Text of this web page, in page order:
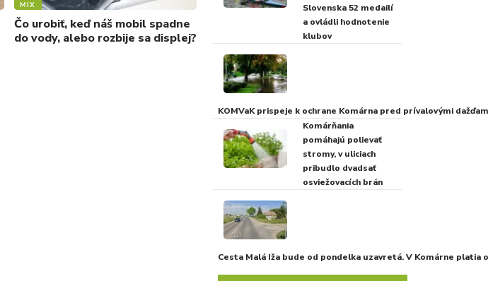
MIX
Čo urobiť, keď náš mobil spadne
do vody, alebo rozbije sa displej?
Slovenska 52 medailí
a ovládli hodnotenie
klubov
KOMVaK prispeje k ochrane Komárna pred prívalovými
Komárňania
pomáhajú polievať
stromy, v uliciach
pribudlo dvadsať
osviežovacích brán
Cesta Malá Iža bude od pondelka uzavretá. V Komárne platia